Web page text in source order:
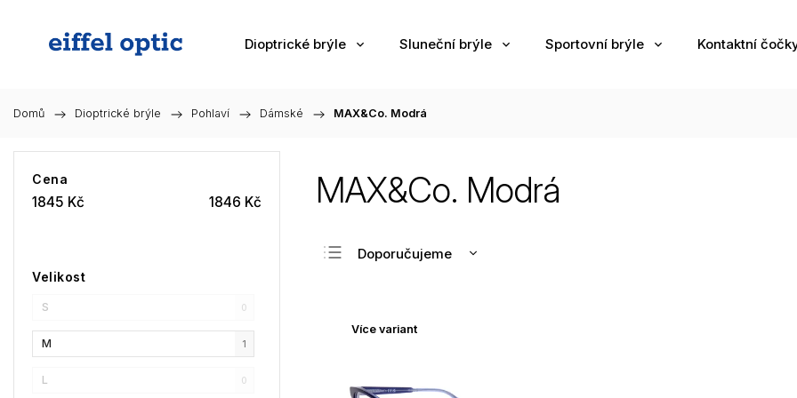
Dioptrické brýle Sluneční brýle Sportovní brýle Kontaktní
Domů / Dioptrické brýle / Pohlaví / Dámské / MAX&Co. Modrá
Cena
1845 Kč 1846 Kč
Velikost
S 0
M 1
L 0
MAX&Co. Modrá
Doporučujeme
Nejprodávanější
Více variant